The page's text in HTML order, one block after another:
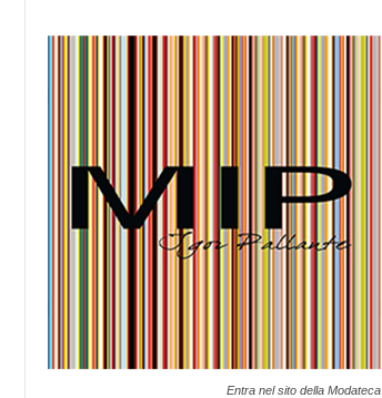
Entra nel sito della Modateca